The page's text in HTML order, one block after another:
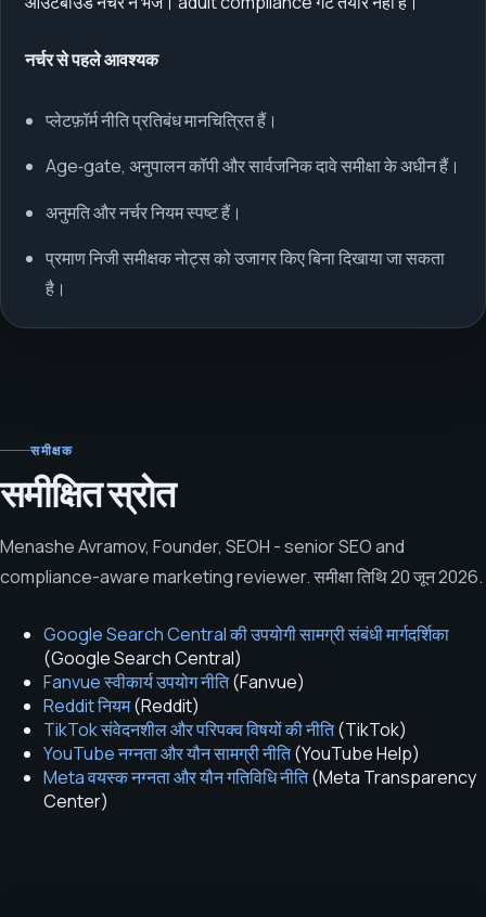
नर्चर से पहले आवश्यक
प्लेटफ़ॉर्म नीति प्रतिबंध मानचित्रित हैं।
Age‑gate, अनुपालन कॉपी और सार्वजनिक दावे समीक्षा के अधीन हैं।
अनुमति और नर्चर नियम स्पष्ट हैं।
प्रमाण निजी समीक्षक नोट्स को उजागर किए बिना दिखाया जा सकता
है।
समीक्षक
समीक्षित स्रोत
Menashe Avramov, Founder, SEOH - senior SEO and
compliance-aware marketing reviewer.समीक्षा तिथि20 जून 2026.
Google Search Central की उपयोगी सामग्री संबंधी मार्गदर्शिका
(Google Search Central)
Fanvue स्वीकार्य उपयोग नीति(Fanvue)
Reddit नियम(Reddit)
TikTok संवेदनशील और परिपक्व विषयों की नीति(TikTok)
YouTube नग्नता और यौन सामग्री नीति(YouTube Help)
Meta वयस्क नग्नता और यौन गतिविधि नीति(Meta Transparency
Center)